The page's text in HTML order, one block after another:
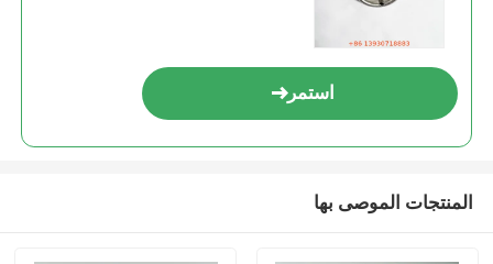
استمر
المنتجات الموصى بها